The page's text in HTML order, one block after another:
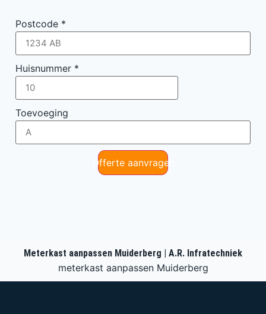
Postcode *
Huisnummer *
Toevoeging
Offerte aanvragen
Meterkast aanpassen Muiderberg | A.R. Infratechniek
meterkast aanpassen Muiderberg